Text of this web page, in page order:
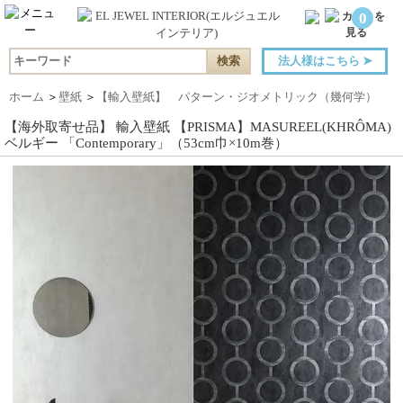
0
法人様はこちら ➤
ホーム ＞ 壁紙 ＞ 【輸入壁紙】 パターン・ジオメトリック（幾何学）
【海外取寄せ品】 輸入壁紙 【PRISMA】MASUREEL(KHRÔMA)
ベルギー 「Contemporary」（53cm巾×10m巻）